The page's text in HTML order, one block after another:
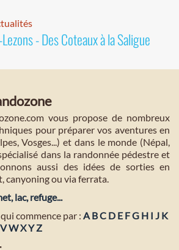
- Des Coteaux à la Saligue
vous propose de nombreux
pour préparer vos aventures en
Vosges...) et dans le monde (Népal,
dans la randonnée pédestre et
aussi des idées de sorties en
canyoning ou via ferrata.
lac, refuge...
commence par : A BC D E FG H I J K
VWXYZ